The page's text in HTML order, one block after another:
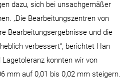
dazu, sich bei unsachgemäßer
„Die Bearbeitungszentren von
Bearbeitungsergebnisse und die
verbessert“, berichtet Han
Lagetoleranz konnten wir von
mm auf 0,01 bis 0,02 mm steigern.